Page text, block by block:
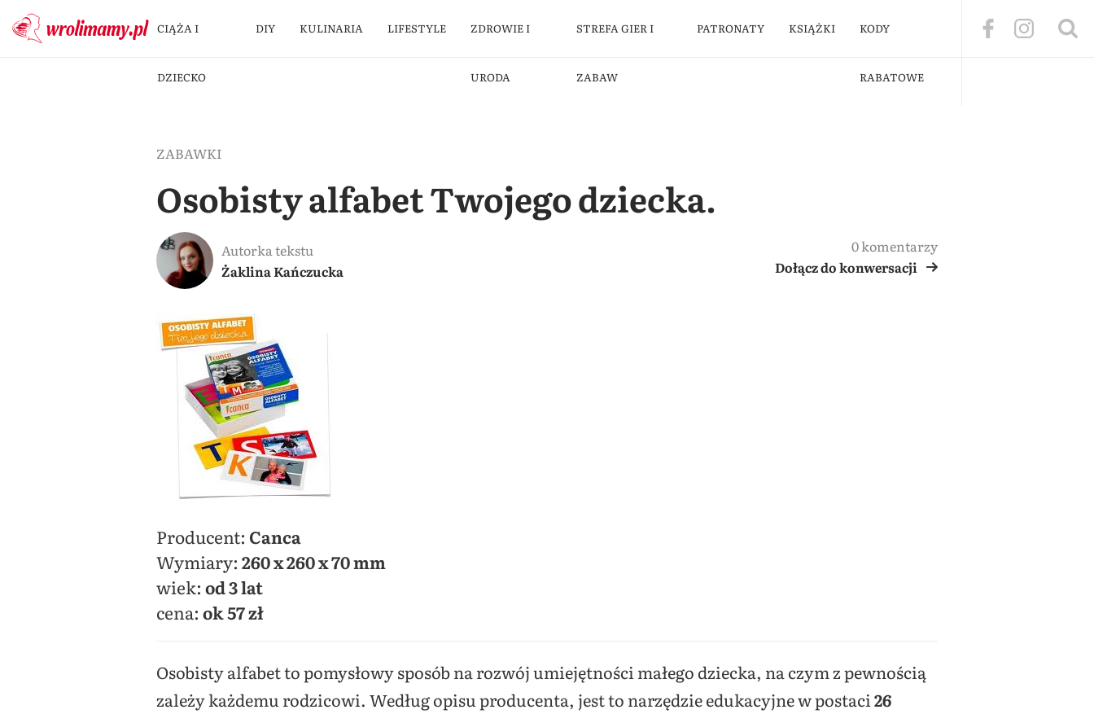
CIĄŻA I
DZIECKO
DIY KULINARIA LIFESTYLE ZDROWIE I
URODA
STREFA GIER I
ZABAW
PATRONATY KSIĄŻKI KODY
RABATOWE
ZABAWKI
Osobisty alfabet Twojego dziecka.
Autorka tekstu
Żaklina Kańczucka
0 komentarzy
Dołącz do konwersacji
Producent: Canca
Wymiary:260 x 260 x 70 mm
wiek:od 3 lat
cena:ok 57 zł
Osobisty alfabet to pomysłowy sposób na rozwój umiejętności małego dziecka, na czym z pewnością
zależy każdemu rodzicowi. Według opisu producenta, jest to narzędzie edukacyjne w postaci26